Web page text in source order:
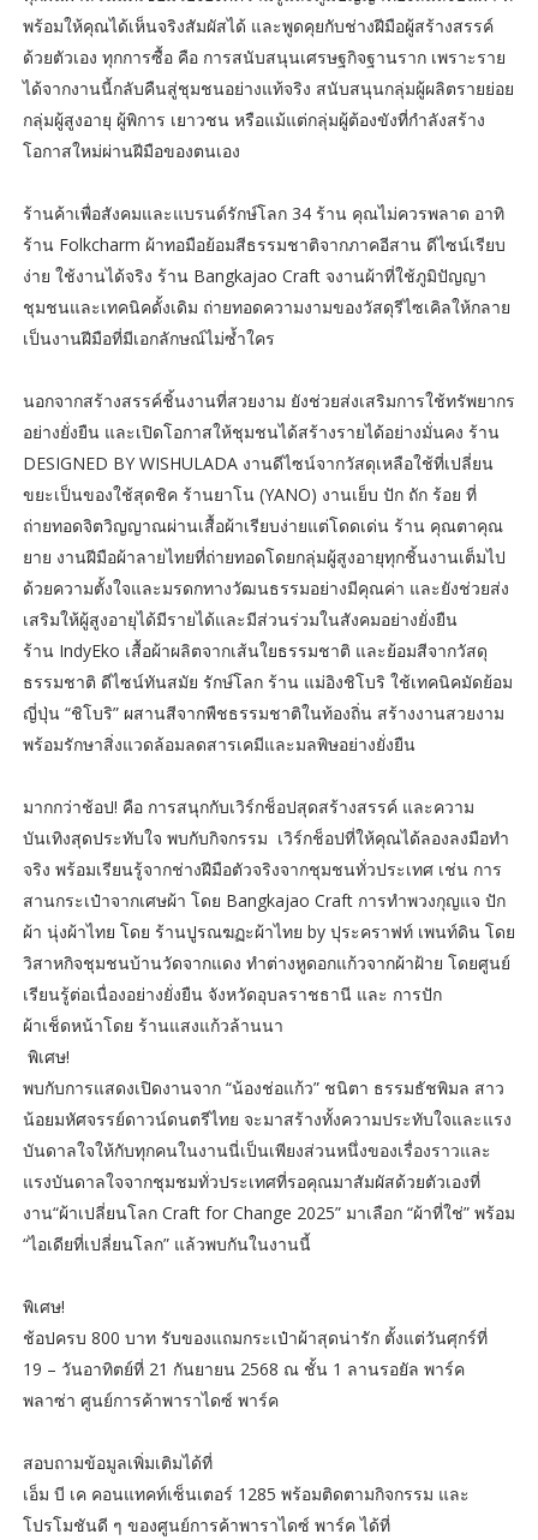
พร้อมให้คุณได้เห็นจริงสัมผัสได้ และพูดคุยกับช่างฝีมือผู้สร้างสรรค์
ด้วยตัวเอง ทุกการซื้อ คือ การสนับสนุนเศรษฐกิจฐานราก เพราะราย
ได้จากงานนี้กลับคืนสู่ชุมชนอย่างแท้จริง สนับสนุนกลุ่มผู้ผลิตรายย่อย
กลุ่มผู้สูงอายุ ผู้พิการ เยาวชน หรือแม้แต่กลุ่มผู้ต้องขังที่กำลังสร้าง
โอกาสใหม่ผ่านฝีมือของตนเอง
ร้านค้าเพื่อสังคมและแบรนด์รักษ์โลก 34 ร้าน คุณไม่ควรพลาด อาทิ
ร้าน Folkcharm ผ้าทอมือย้อมสีธรรมชาติจากภาคอีสาน ดีไซน์เรียบ
ง่าย ใช้งานได้จริง ร้าน Bangkajao Craft จงานผ้าที่ใช้ภูมิปัญญา
ชุมชนและเทคนิคดั้งเดิม ถ่ายทอดความงามของวัสดุรีไซเคิลให้กลาย
เป็นงานฝีมือที่มีเอกลักษณ์ไม่ซ้ำใคร
นอกจากสร้างสรรค์ชิ้นงานที่สวยงาม ยังช่วยส่งเสริมการใช้ทรัพยากร
อย่างยั่งยืน และเปิดโอกาสให้ชุมชนได้สร้างรายได้อย่างมั่นคง ร้าน
DESIGNED BY WISHULADA งานดีไซน์จากวัสดุเหลือใช้ที่เปลี่ยน
ขยะเป็นของใช้สุดชิค ร้านยาโน (YANO) งานเย็บ ปัก ถัก ร้อย ที่
ถ่ายทอดจิตวิญญาณผ่านเสื้อผ้าเรียบง่ายแต่โดดเด่น ร้าน คุณตาคุณ
ยาย งานฝีมือผ้าลายไทยที่ถ่ายทอดโดยกลุ่มผู้สูงอายุทุกชิ้นงานเต็มไป
ด้วยความตั้งใจและมรดกทางวัฒนธรรมอย่างมีคุณค่า และยังช่วยส่ง
เสริมให้ผู้สูงอายุได้มีรายได้และมีส่วนร่วมในสังคมอย่างยั่งยืน
ร้าน IndyEko เสื้อผ้าผลิตจากเส้นใยธรรมชาติ และย้อมสีจากวัสดุ
ธรรมชาติ ดีไซน์ทันสมัย รักษ์โลก ร้าน แม่อิงชิโบริ ใช้เทคนิคมัดย้อม
ญี่ปุ่น “ชิโบริ” ผสานสีจากพืชธรรมชาติในท้องถิ่น สร้างงานสวยงาม
พร้อมรักษาสิ่งแวดล้อมลดสารเคมีและมลพิษอย่างยั่งยืน
มากกว่าช้อป! คือ การสนุกกับเวิร์กช็อปสุดสร้างสรรค์ และความ
บันเทิงสุดประทับใจ พบกับกิจกรรม เวิร์กช็อปที่ให้คุณได้ลองลงมือทำ
จริง พร้อมเรียนรู้จากช่างฝีมือตัวจริงจากชุมชนทั่วประเทศ เช่น การ
สานกระเป๋าจากเศษผ้า โดย Bangkajao Craft การทำพวงกุญแจ ปัก
ผ้า นุ่งผ้าไทย โดย ร้านปูรณฆฏะผ้าไทย by ปุระคราฟท์ เพนท์ดิน โดย
วิสาหกิจชุมชนบ้านวัดจากแดง ทำต่างหูดอกแก้วจากผ้าฝ้าย โดยศูนย์
เรียนรู้ต่อเนื่องอย่างยั่งยืน จังหวัดอุบลราชธานี และ การปัก
ผ้าเช็ดหน้าโดย ร้านแสงแก้วล้านนา
พิเศษ!
พบกับการแสดงเปิดงานจาก “น้องช่อแก้ว” ชนิตา ธรรมธัชพิมล สาว
น้อยมหัศจรรย์ดาวน์ดนตรีไทย จะมาสร้างทั้งความประทับใจและแรง
บันดาลใจให้กับทุกคนในงานนี่เป็นเพียงส่วนหนึ่งของเรื่องราวและ
แรงบันดาลใจจากชุมชมทั่วประเทศที่รอคุณมาสัมผัสด้วยตัวเองที่
งาน“ผ้าเปลี่ยนโลก Craft for Change 2025” มาเลือก “ผ้าที่ใช่” พร้อม
“ไอเดียที่เปลี่ยนโลก” แล้วพบกันในงานนี้
พิเศษ!
ช้อปครบ 800 บาท รับของแถมกระเป๋าผ้าสุดน่ารัก ตั้งแต่วันศุกร์ที่
19 – วันอาทิตย์ที่ 21 กันยายน 2568 ณ ชั้น 1 ลานรอยัล พาร์ค
พลาซ่า ศูนย์การค้าพาราไดซ์ พาร์ค
สอบถามข้อมูลเพิ่มเติมได้ที่
เอ็ม บี เค คอนแทคท์เซ็นเตอร์ 1285 พร้อมติดตามกิจกรรม และ
โปรโมชันดี ๆ ของศูนย์การค้าพาราไดซ์ พาร์ค ได้ที่